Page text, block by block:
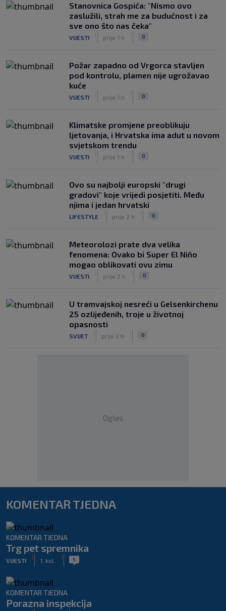
Stanovnica Gospića: "Nismo ovo
zaslužili, strah me za budućnost i za
sve ono što nas čeka"
VIJESTI prije 1 h 0
Požar zapadno od Vrgorca stavljen
pod kontrolu, plamen nije ugrožavao
kuće
VIJESTI prije 1 h 0
Klimatske promjene preoblikuju
ljetovanja, i Hrvatska ima adut u novom
svjetskom trendu
VIJESTI prije 1 h 0
Ovo su najbolji europski "drugi
gradovi" koje vrijedi posjetiti. Među
njima i jedan hrvatski
LIFESTYLE prije 2 h 0
Meteorolozi prate dva velika
fenomena: Ovako bi Super El Niño
mogao oblikovati ovu zimu
VIJESTI prije 2 h 0
U tramvajskoj nesreći u Gelsenkirchenu
25 ozlijeđenih, troje u životnoj
opasnosti
SVIJET prije 2 h 0
Oglas
KOMENTAR TJEDNA
KOMENTAR TJEDNA
Trg pet spremnika
VIJESTI
|
1. kol.
| 5
KOMENTAR TJEDNA
Porazna inspekcija